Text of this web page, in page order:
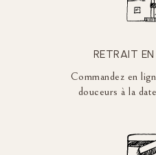
RETRAIT
Commandez en
douceurs à la